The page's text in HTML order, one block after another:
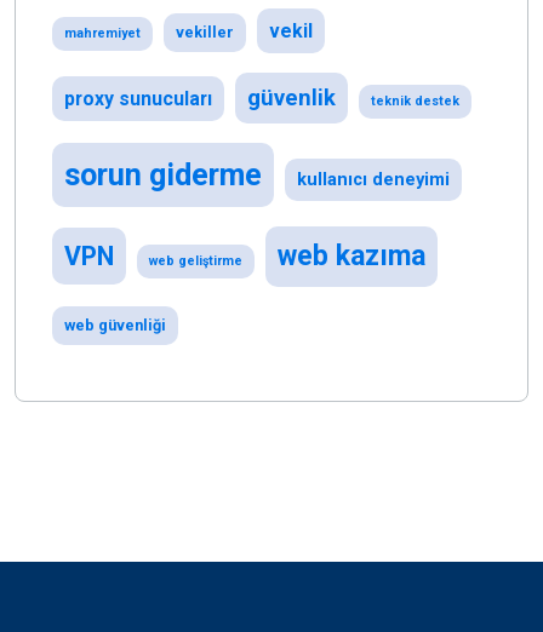
mahremiyet vekiller vekil
proxy sunucuları güvenlik teknik destek
sorun giderme kullanıcı deneyimi
VPN web geliştirme web kazıma
web güvenliği